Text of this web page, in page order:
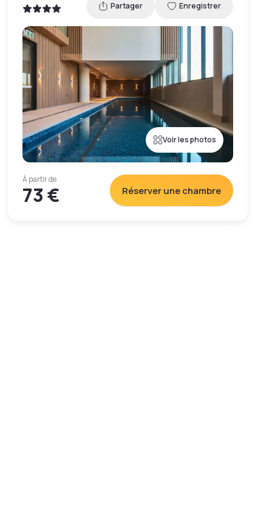
Partager Enregistrer
Voir les photos
À partir de
73 € Réserver une chambre